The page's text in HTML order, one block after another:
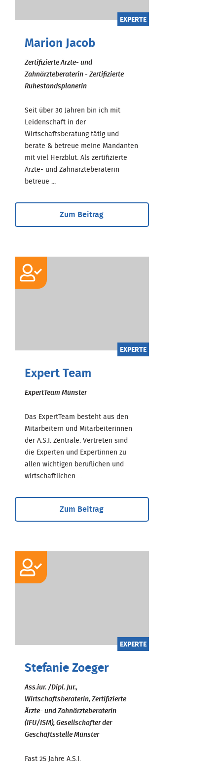
EXPERTE
Marion Jacob
Zertifizierte Ärzte- und
Zahnärzteberaterin - Zertifizierte
Ruhestandsplanerin
Seit über 30 Jahren bin ich mit
Leidenschaft in der
Wirtschaftsberatung tätig und
berate & betreue meine Mandanten
mit viel Herzblut. Als zertifizierte
Ärzte- und Zahnärzteberaterin
betreue ...
Zum Beitrag
EXPERTE
Expert Team
ExpertTeam Münster
Das ExpertTeam besteht aus den
Mitarbeitern und Mitarbeiterinnen
der A.S.I. Zentrale. Vertreten sind
die Experten und Expertinnen zu
allen wichtigen beruflichen und
wirtschaftlichen ...
Zum Beitrag
EXPERTE
Stefanie Zoeger
Ass.iur. /Dipl. Jur.,
Wirtschaftsberaterin, Zertifizierte
Ärzte- und Zahnärzteberaterin
(IFU/ISM), Gesellschafter der
Geschäftsstelle Münster
Fast 25 Jahre A.S.I.